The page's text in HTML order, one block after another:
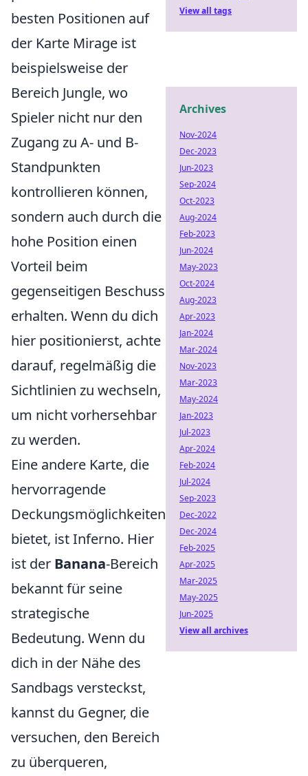
besten Positionen auf
der Karte Mirage ist
beispielsweise der
Bereich Jungle, wo
Spieler nicht nur den
Zugang zu A- und B-
Standpunkten
kontrollieren können,
sondern auch durch die
hohe Position einen
Vorteil beim
gegenseitigen Beschuss
erhalten. Wenn du dich
hier positionierst, achte
darauf, regelmäßig die
Sichtlinien zu wechseln,
um nicht vorhersehbar
zu werden.
Eine andere Karte, die
hervorragende
Deckungsmöglichkeiten
bietet, ist Inferno. Hier
ist der Banana-Bereich
bekannt für seine
strategische
Bedeutung. Wenn du
dich in der Nähe des
Sandbags versteckst,
kannst du Gegner, die
versuchen, den Bereich
zu überqueren,
View all tags
Archives
Nov-2024
Dec-2023
Jun-2023
Sep-2024
Oct-2023
Aug-2024
Feb-2023
Jun-2024
May-2023
Oct-2024
Aug-2023
Apr-2023
Jan-2024
Mar-2024
Nov-2023
Mar-2023
May-2024
Jan-2023
Jul-2023
Apr-2024
Feb-2024
Jul-2024
Sep-2023
Dec-2022
Dec-2024
Feb-2025
Apr-2025
Mar-2025
May-2025
Jun-2025
View all archives